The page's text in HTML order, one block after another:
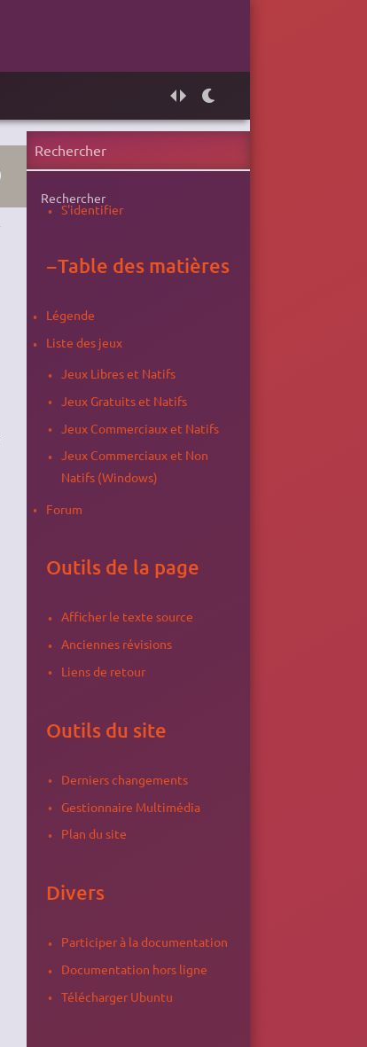
Rechercher
S'identifier
−Table des matières
Légende
Liste des jeux
Jeux Libres et Natifs
Jeux Gratuits et Natifs
Jeux Commerciaux et Natifs
Jeux Commerciaux et Non
Natifs (Windows)
Forum
Outils de la page
Afficher le texte source
Anciennes révisions
Liens de retour
Outils du site
Derniers changements
Gestionnaire Multimédia
Plan du site
Divers
Participer à la documentation
Documentation hors ligne
Télécharger Ubuntu